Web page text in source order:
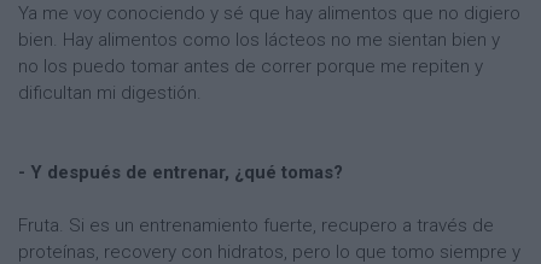
Ya me voy conociendo y sé que hay alimentos que no digiero
bien. Hay alimentos como los lácteos no me sientan bien y
no los puedo tomar antes de correr porque me repiten y
dificultan mi digestión.
- Y después de entrenar, ¿qué tomas?
Fruta. Si es un entrenamiento fuerte, recupero a través de
proteínas, recovery con hidratos, pero lo que tomo siempre y